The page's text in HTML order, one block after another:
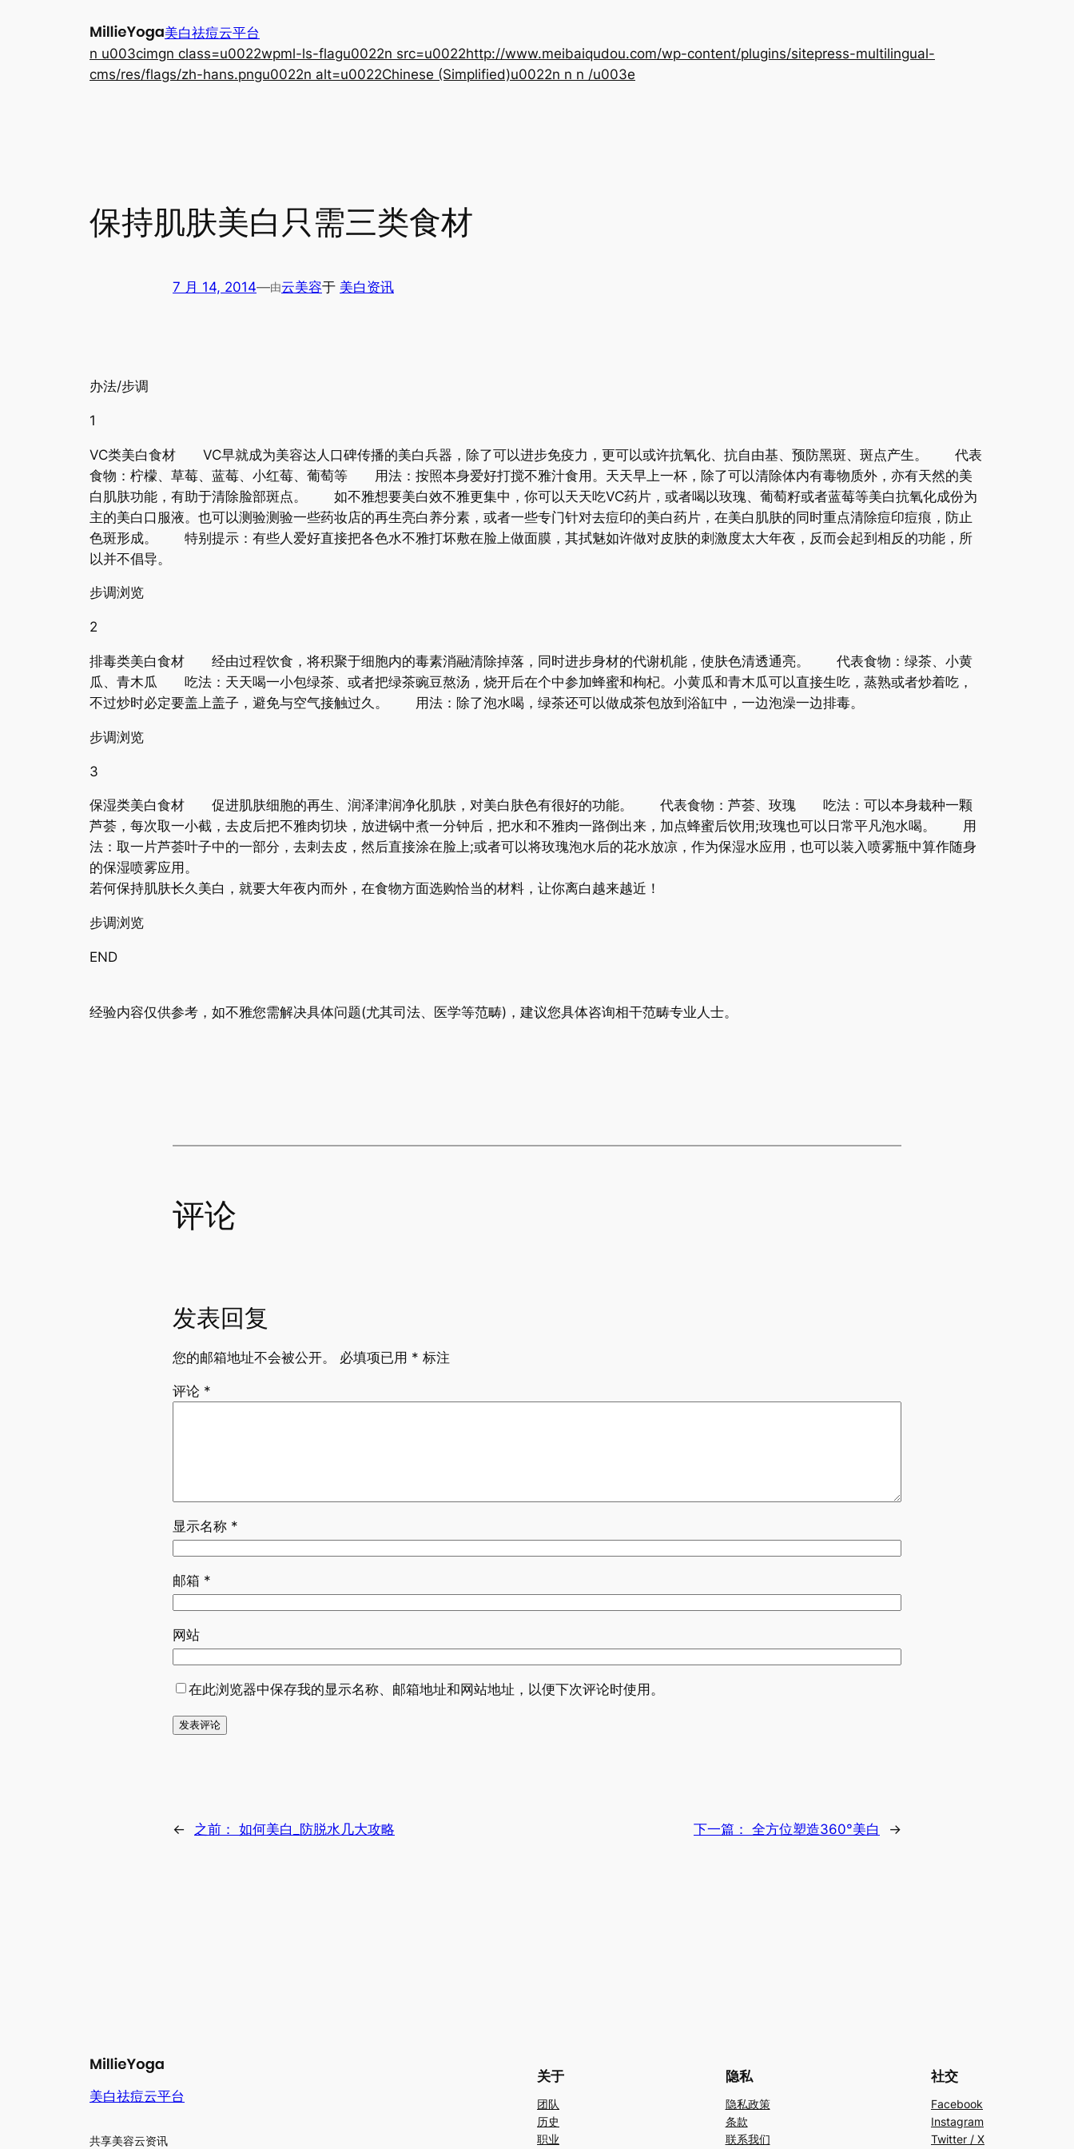
美白祛痘云平台
n u003cimgn class=u0022wpml-ls-flagu0022n src=u0022http://www.meibaiqudou.com/wp-content/plugins/sitepress-multilingual-
cms/res/flags/zh-hans.pngu0022n alt=u0022Chinese (Simplified)u0022n n n /u003e
保持肌肤美白只需三类食材
7 月 14, 2014—由云美容于 美白资讯
办法/步调
1
VC类美白食材 VC早就成为美容达人口碑传播的美白兵器，除了可以进步免疫力，更可以或许抗氧化、抗自由基、预防黑斑、斑点产生。 代表
食物：柠檬、草莓、蓝莓、小红莓、葡萄等 用法：按照本身爱好打搅不雅汁食用。天天早上一杯，除了可以清除体内有毒物质外，亦有天然的美
白肌肤功能，有助于清除脸部斑点。 如不雅想要美白效不雅更集中，你可以天天吃VC药片，或者喝以玫瑰、葡萄籽或者蓝莓等美白抗氧化成份为
主的美白口服液。也可以测验测验一些药妆店的再生亮白养分素，或者一些专门针对去痘印的美白药片，在美白肌肤的同时重点清除痘印痘痕，防止
色斑形成。 特别提示：有些人爱好直接把各色水不雅打坏敷在脸上做面膜，其拭魅如许做对皮肤的刺激度太大年夜，反而会起到相反的功能，所
以并不倡导。
步调浏览
2
排毒类美白食材 经由过程饮食，将积聚于细胞内的毒素消融清除掉落，同时进步身材的代谢机能，使肤色清透通亮。 代表食物：绿茶、小黄
瓜、青木瓜 吃法：天天喝一小包绿茶、或者把绿茶豌豆熬汤，烧开后在个中参加蜂蜜和枸杞。小黄瓜和青木瓜可以直接生吃，蒸熟或者炒着吃，
不过炒时必定要盖上盖子，避免与空气接触过久。 用法：除了泡水喝，绿茶还可以做成茶包放到浴缸中，一边泡澡一边排毒。
步调浏览
3
保湿类美白食材 促进肌肤细胞的再生、润泽津润净化肌肤，对美白肤色有很好的功能。 代表食物：芦荟、玫瑰 吃法：可以本身栽种一颗
芦荟，每次取一小截，去皮后把不雅肉切块，放进锅中煮一分钟后，把水和不雅肉一路倒出来，加点蜂蜜后饮用;玫瑰也可以日常平凡泡水喝。 用
法：取一片芦荟叶子中的一部分，去刺去皮，然后直接涂在脸上;或者可以将玫瑰泡水后的花水放凉，作为保湿水应用，也可以装入喷雾瓶中算作随身
的保湿喷雾应用。
若何保持肌肤长久美白，就要大年夜内而外，在食物方面选购恰当的材料，让你离白越来越近！
步调浏览
END
经验内容仅供参考，如不雅您需解决具体问题(尤其司法、医学等范畴)，建议您具体咨询相干范畴专业人士。
评论
发表回复
您的邮箱地址不会被公开。 必填项已用 * 标注
评论 *
显示名称 *
邮箱 *
网站
在此浏览器中保存我的显示名称、邮箱地址和网站地址，以便下次评论时使用。
← 之前： 如何美白_防脱水几大攻略 下一篇： 全方位塑造360°美白 →
美白祛痘云平台
共享美容云资讯
关于
团队
历史
职业
隐私
隐私政策
条款
联系我们
社交
Facebook
Instagram
Twitter / X